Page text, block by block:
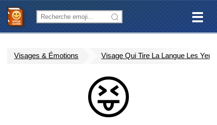
Visages & Émotions Visage Qui Tire La Langue Les
😝